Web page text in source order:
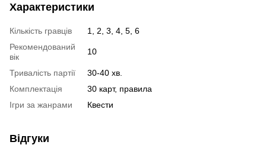
Характеристики
Кількість гравців
1, 2, 3, 4, 5, 6
Рекомендований
вік
10
Тривалість партії
30-40 хв.
Комплектація
30 карт, правила
Ігри за жанрами
Квести
Відгуки